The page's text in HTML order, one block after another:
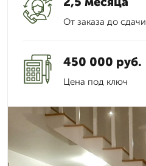
От заказа до сдачи
450 000 руб.
Цена под ключ